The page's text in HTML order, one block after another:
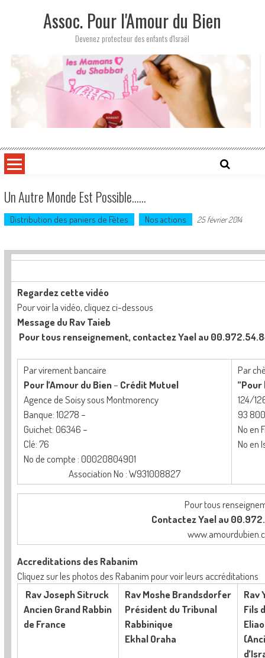
Assoc. Pour l'Amour du Bien
Devenez protecteur des enfants d'Israël
Un Autre Monde Est Possible……
Distribution des paniers de Fêtes Nos actions 25 février 2014
Regardez cette vidéo
Pour voir la vidéo, cliquez ci-dessous
Message du Rav Taieb
Pour tous renseignement, contactez Yael au
Par virement bancaire
Pour l’Amour du Bien– Crédit Mutuel
Agence de Soisy sous Montmorency
Banque: 10278 –
Guichet: 06346 –
Clé: 76
No de compte : 00020804901
Association No : W931008827
Par
124/
93
No en
No en
Pour tous
Contactez Yael au
Accreditations des Rabanim
Cliquez sur les photos des Rabanim pour voir leurs accréditations
Rav Joseph Sitruck
Ancien Grand Rabbin
de France
Rav Moshe Brandsdorfer
Président du Tribunal
Rabbinique
Ekhal Oraha
Rav
Fils